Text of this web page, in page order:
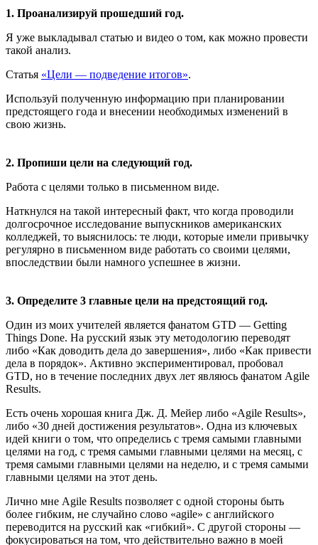
1. Проанализируй прошедший год.
Я уже выкладывал статью и видео о том, как можно провести
такой анализ.
Статья «Цели — подведение итогов».
Используй полученную информацию при планировании
предстоящего года и внесении необходимых изменений в
свою жизнь.
2. Пропиши цели на следующий год.
Работа с целями только в письменном виде.
Наткнулся на такой интересный факт, что когда проводили
долгосрочное исследование выпускников американских
колледжей, то выяснилось: те люди, которые имели привычку
регулярно в письменном виде работать со своими целями,
впоследствии были намного успешнее в жизни.
3. Определите 3 главные цели на предстоящий год.
Один из моих учителей является фанатом GTD — Getting
Things Done. На русский язык эту методологию переводят
либо «Как доводить дела до завершения», либо «Как привести
дела в порядок». Активно экспериментировал, пробовал
GTD, но в течение последних двух лет являюсь фанатом Agile
Results.
Есть очень хорошая книга Дж. Д. Мейер либо «Agile Results»,
либо «30 дней достижения результатов». Одна из ключевых
идей книги о том, что определись с тремя самыми главными
целями на год, с тремя самыми главными целями на месяц, с
тремя самыми главными целями на неделю, и с тремя самыми
главными целями на этот день.
Лично мне Agile Results позволяет с одной стороны быть
более гибким, не случайно слово «agile» с английского
переводится на русский как «гибкий». С другой стороны —
фокусироваться на том, что действительно важно в моей